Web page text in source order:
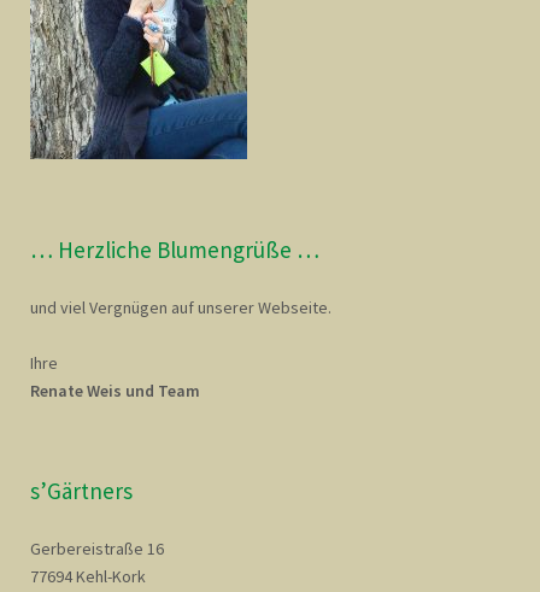
… Herzliche Blumengrüße …
und viel Vergnügen auf unserer Webseite.
Ihre
Renate Weis und Team
s’Gärtners
Gerbereistraße 16
77694 Kehl-Kork